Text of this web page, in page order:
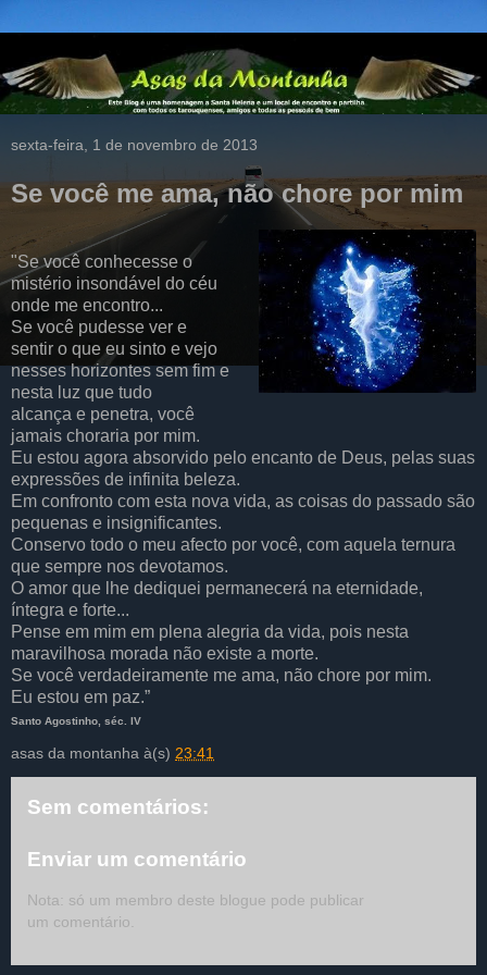
sexta-feira, 1 de novembro de 2013
Se você me ama, não chore por mim
"Se você conhecesse o
mistério insondável do céu
onde me encontro...
Se você pudesse ver e
sentir o que eu sinto e vejo
nesses horizontes sem fim e
nesta luz que tudo
alcança e penetra, você
jamais choraria por mim.
Eu estou agora absorvido pelo encanto de Deus, pelas suas
expressões de infinita beleza.
Em confronto com esta nova vida, as coisas do passado são
pequenas e insignificantes.
Conservo todo o meu afecto por você, com aquela ternura
que sempre nos devotamos.
O amor que lhe dediquei permanecerá na eternidade,
íntegra e forte...
Pense em mim em plena alegria da vida, pois nesta
maravilhosa morada não existe a morte.
Se você verdadeiramente me ama, não chore por mim.
Eu estou em paz.”
Santo Agostinho, séc. IV
asas da montanha à(s) 23:41
Sem comentários:
Enviar um comentário
Nota: só um membro deste blogue pode publicar
um comentário.